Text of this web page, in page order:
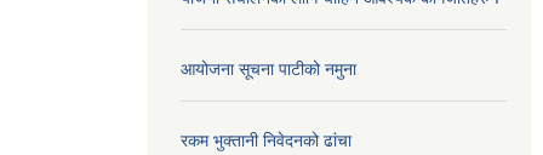
आयोजना सूचना पाटीको नमुना
रकम भुक्तानी निवेदनको ढांचा